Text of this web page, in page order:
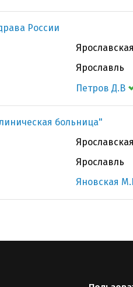
России
Ярославль
Петров Д.В
больница"
Ярославль
Яновская